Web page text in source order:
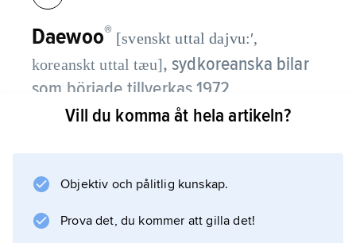
Daewoo® [svenskt uttal dajvu:ʹ,
koreanskt uttal tæu],sydkoreanska bilar
som började tillverkas 1972.
Under de första 20 åren samarbetade man
, och flera modeller var baserade på bland
annat Opels program. Från 1996 började egna
modeller att tillverkas, men även sådana som
Vill du komma åt hela artikeln?
Objektiv och pålitlig kunskap.
Prova det, du kommer att gilla det!